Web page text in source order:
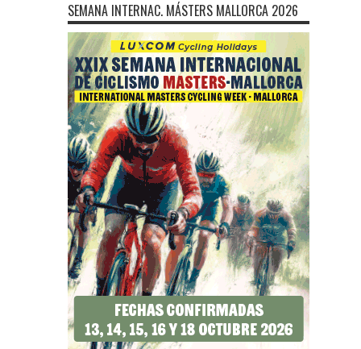
SEMANA INTERNAC. MÁSTERS MALLORCA 2026